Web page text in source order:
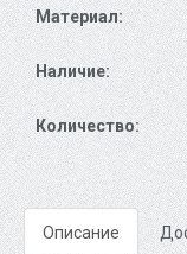
Материал:
Наличие:
Количество:
Описание